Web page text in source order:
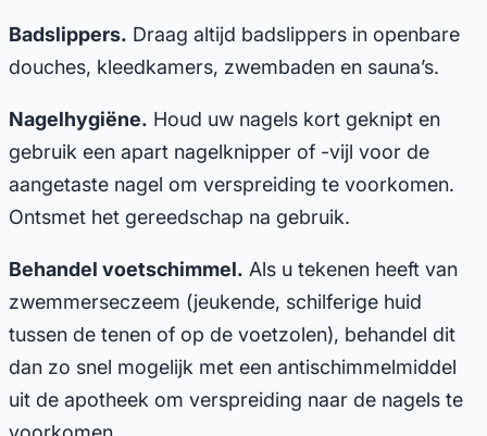
Badslippers. Draag altijd badslippers in openbare
douches, kleedkamers, zwembaden en sauna’s.
Nagelhygiëne. Houd uw nagels kort geknipt en
gebruik een apart nagelknipper of -vijl voor de
aangetaste nagel om verspreiding te voorkomen.
Ontsmet het gereedschap na gebruik.
Behandel voetschimmel. Als u tekenen heeft van
zwemmerseczeem (jeukende, schilferige huid
tussen de tenen of op de voetzolen), behandel dit
dan zo snel mogelijk met een antischimmelmiddel
uit de apotheek om verspreiding naar de nagels te